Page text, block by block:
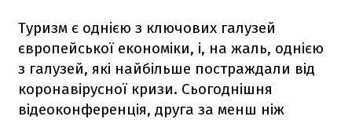
Туризм є однією з ключових галузей
європейської економіки, і, на жаль, однією
з галузей, які найбільше постраждали від
коронавірусної кризи. Сьогоднішня
відеоконференція, друга за менш ніж